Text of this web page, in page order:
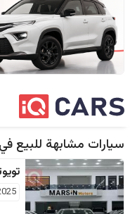
سيارات مشابهة للبيع في